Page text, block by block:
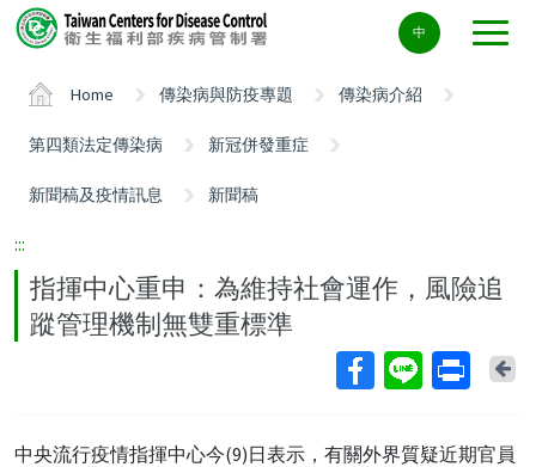
Center
block
中
Home 傳染病與防疫專題 傳染病介紹
第四類法定傳染病 新冠併發重症
新聞稿及疫情訊息 新聞稿
:::
指揮中心重申：為維持社會運作，風險追
蹤管理機制無雙重標準
中央流行疫情指揮中心今(9)日表示，有關外界質疑近期官員